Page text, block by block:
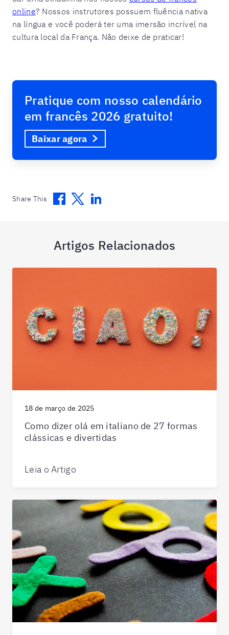
online? Nossos instrutores possuem fluência nativa
na língua e você poderá ter uma imersão incrível na
cultura local da França. Não deixe de praticar!
Pratique com nosso calendário
em francês 2026 gratuito!
Baixar agora
Share This Facebook
TwitterLinkedin
Artigos Relacionados
18 de março de 2025
Como dizer olá em italiano de 27 formas
clássicas e divertidas
Leia o Artigo